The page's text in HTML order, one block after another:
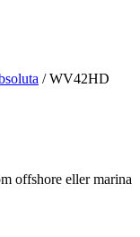
/WV42HD
offshore eller marina